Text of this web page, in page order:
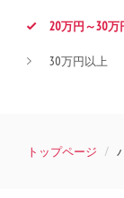
20万円～30万
30万円以上
トップページ